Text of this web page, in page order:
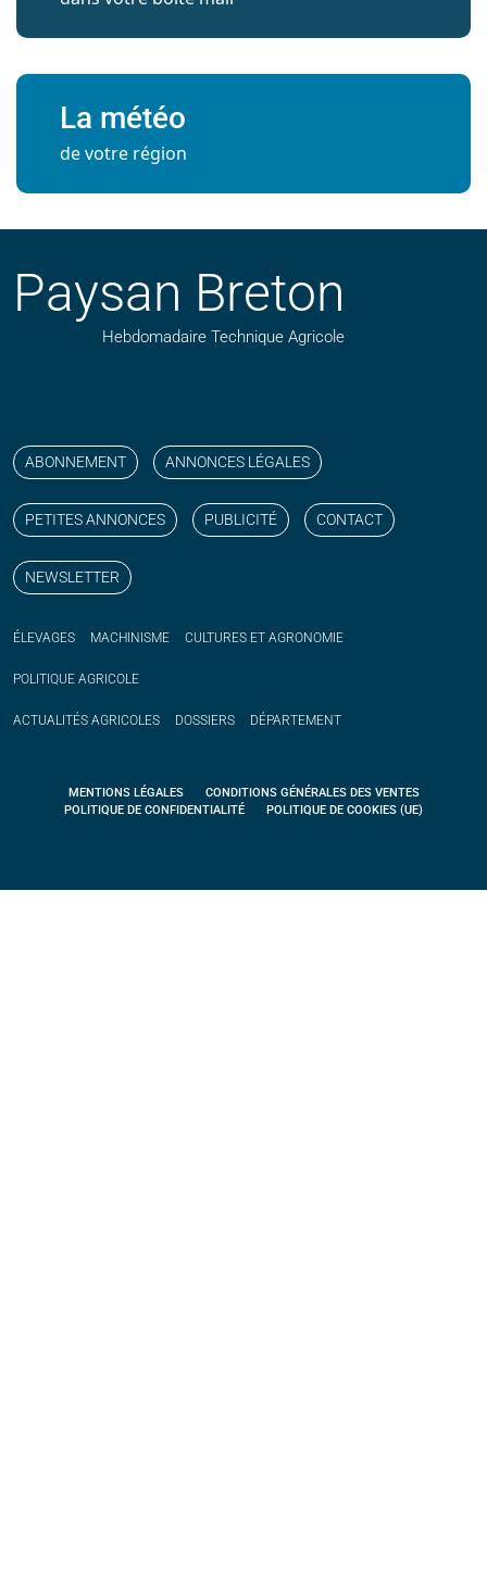
La météo
de votre région
Paysan Breton
Hebdomadaire Technique Agricole
ABONNEMENT ANNONCES LÉGALES
PETITES ANNONCES PUBLICITÉ CONTACT
NEWSLETTER
ÉLEVAGES MACHINISME CULTURES ET AGRONOMIE
POLITIQUE AGRICOLE
ACTUALITÉS AGRICOLES DOSSIERS DÉPARTEMENT
MENTIONS LÉGALES
CONDITIONS GÉNÉRALES DES VENTES
POLITIQUE DE CONFIDENTIALITÉ
POLITIQUE DE COOKIES (UE)